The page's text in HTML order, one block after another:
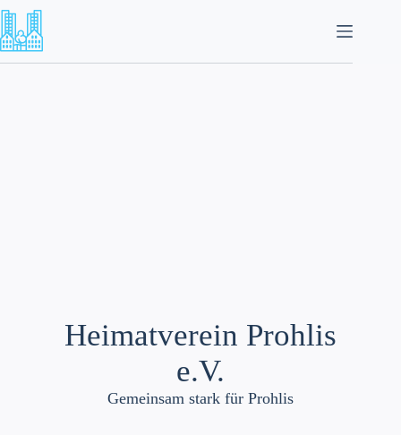
Zum
Inhalt
springen
Heimatverein Prohlis
e.V.
Gemeinsam stark für Prohlis